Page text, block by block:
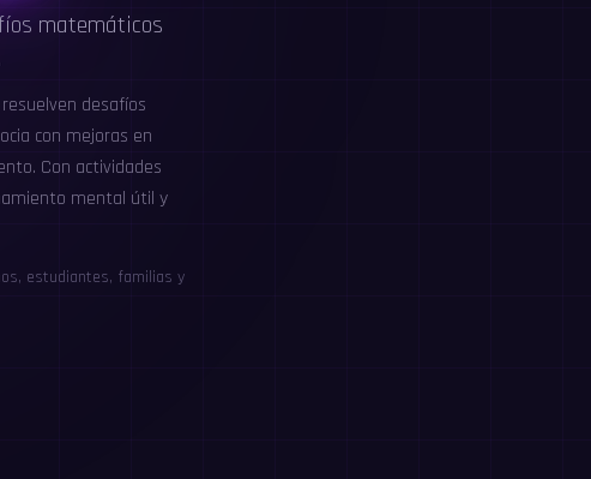
matemáticos
desafíos
con mejoras en
Con actividades
mental útil y
estudiantes, familias y